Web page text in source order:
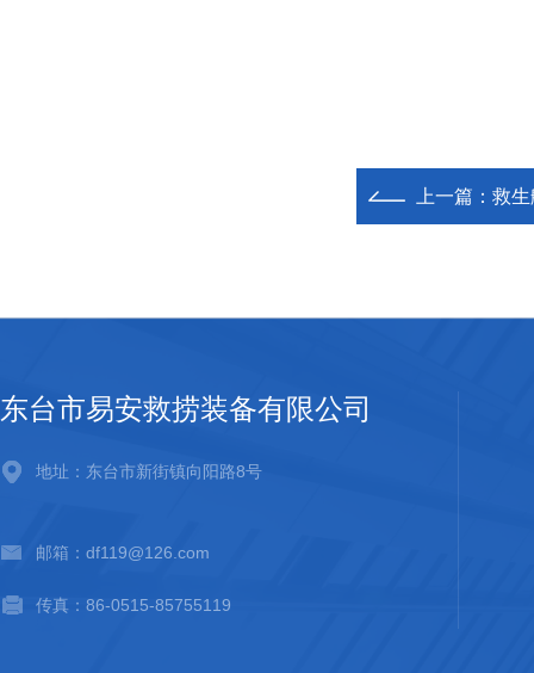
上一篇： 救
东台市易安救捞装备有限公司
地址：东台市新街镇向阳路8号
邮箱：df119@126.com
传真：86-0515-85755119